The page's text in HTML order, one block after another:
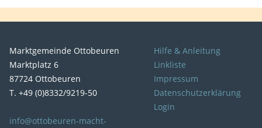
Marktgemeinde Ottobeuren
Marktplatz 6
87724 Ottobeuren
T. +49 (0)8332/9219-50
info@ottobeuren-macht-
Hilfe & Anleitung
Linkliste
Impressum
Datenschutzerklärung
Login